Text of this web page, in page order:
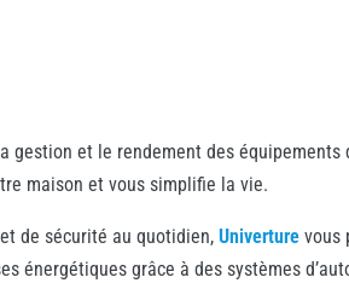
gestion et le rendement des
maison et vous simplifie la vie.
de sécurité au quotidien,Univerture vous
énergétiques grâce à des systèmes